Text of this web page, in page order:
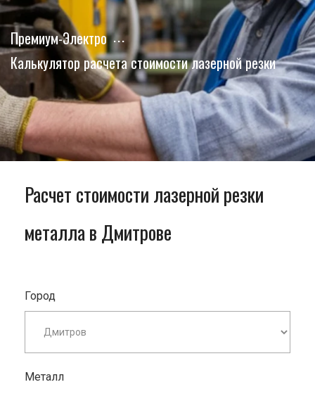
Премиум-Электро
Калькулятор расчета стоимости лазерной резки
Расчет стоимости лазерной резки
металла в Дмитрове
Город
Металл